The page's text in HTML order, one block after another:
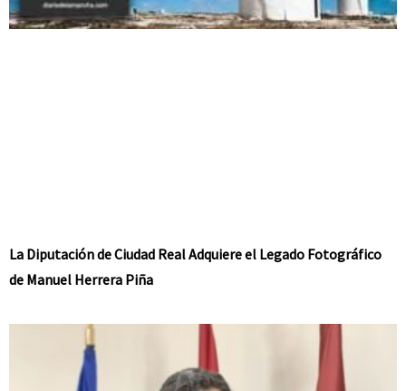
La Diputación de Ciudad Real Adquiere el Legado Fotográfico
de Manuel Herrera Piña